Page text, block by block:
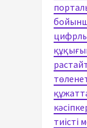
тиісті